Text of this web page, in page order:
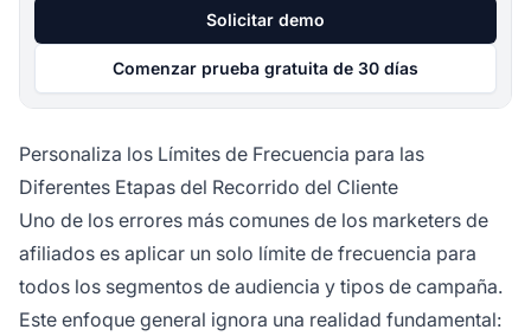
Solicitar demo
Comenzar prueba gratuita de 30 días
Personaliza los Límites de Frecuencia para las
Diferentes Etapas del Recorrido del Cliente
Uno de los errores más comunes de los marketers de
afiliados es aplicar un solo límite de frecuencia para
todos los segmentos de audiencia y tipos de campaña.
Este enfoque general ignora una realidad fundamental: